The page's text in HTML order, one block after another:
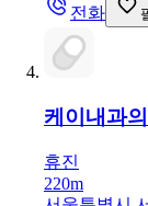
전화
케이내과
휴진
220m